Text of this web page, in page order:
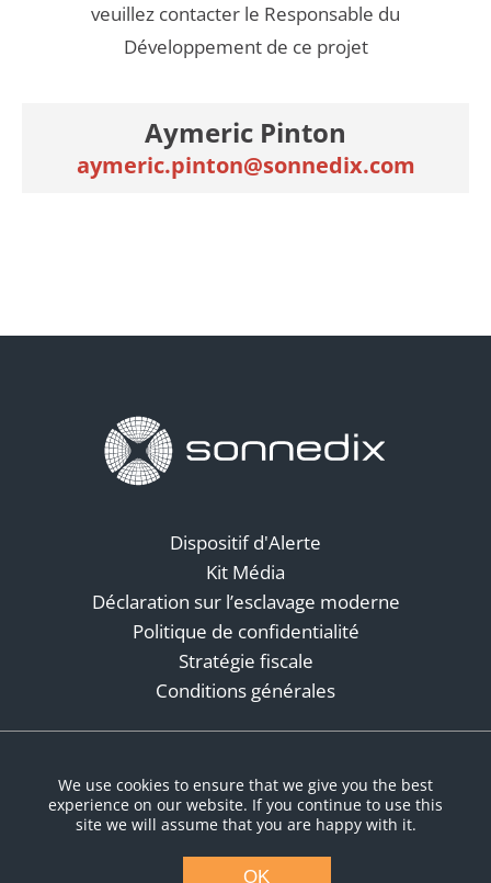
veuillez contacter le Responsable du
Développement de ce projet
Aymeric Pinton
aymeric.pinton@sonnedix.com
Dispositif d'Alerte
Kit Média
Déclaration sur l’esclavage moderne
Politique de confidentialité
Stratégie fiscale
Conditions générales
We use cookies to ensure that we give you the best
experience on our website. If you continue to use this
site we will assume that you are happy with it.
OK